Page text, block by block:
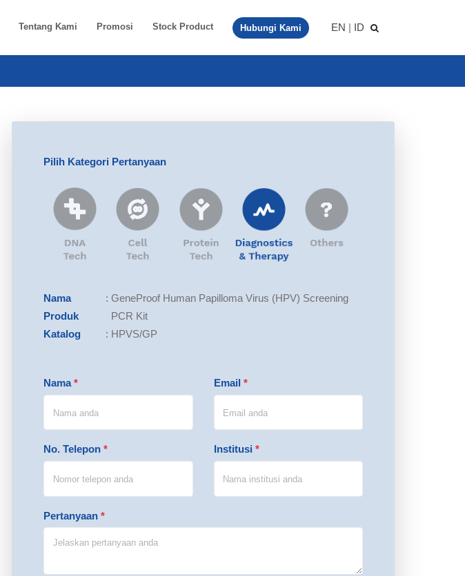
Tentang Kami Promosi Stock Product Hubungi Kami EN | ID
Pilih Kategori Pertanyaan
Nama
Produk
: GeneProof Human Papilloma Virus (HPV) Screening
PCR Kit
Katalog
: HPVS/GP
Nama* Email *
No. Telepon * Institusi *
Pertanyaan *